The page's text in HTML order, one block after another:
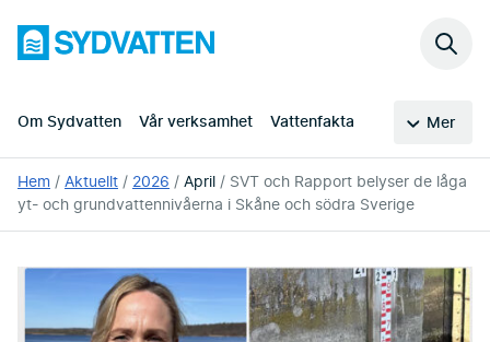
huvudinnehållet
Sydvatten
Om Sydvatten Vår verksamhet Vattenfakta Mer
Sök
Du
är
här:
Hem Aktuellt 2026 April
SVT och Rapport belyser de låga
yt- och grundvattennivåerna i Skåne och södra Sverige